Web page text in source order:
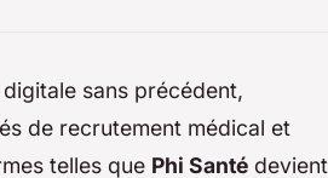
sans précédent,
de recrutement médical et
telles que Phi Santé devient